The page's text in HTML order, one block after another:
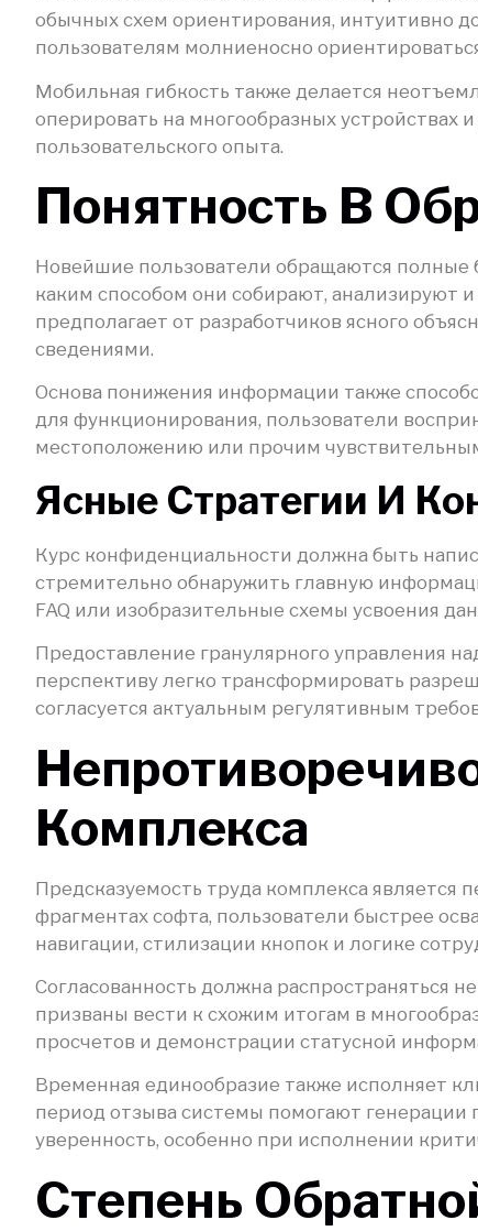
обычных схем ориентирования, интуитивно
пользователям молниеносно
Мобильная гибкость также делается
оперировать на многообразных устройствах
пользовательского опыта.
Понятность В
Новейшие пользователи обращаются
каким способом они собирают, анализируют
предполагает от разработчиков ясного
сведениями.
Основа понижения информации также
для функционирования, пользователи
местоположению или прочим
Ясные Стратегии И
Курс конфиденциальности должна быть
стремительно обнаружить главную
FAQ или изобразительные схемы усвоения
Предоставление гранулярного управления
перспективу легко трансформировать
согласуется актуальным регулятивным
Комплекса
Предсказуемость труда комплекса является
фрагментах софта, пользователи быстрее
навигации, стилизации кнопок и логике
Согласованность должна распространяться
призваны вести к схожим итогам в
просчетов и демонстрации статусной
Временная единообразие также исполняет
период отзыва системы помогают генерации
уверенность, особенно при исполнении
Степень